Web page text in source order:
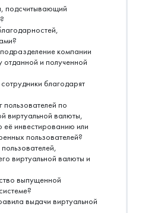
подсчитывающий
компании
отданной и полученной
благодарят
пользователей по
виртуальной валюты,
её инвестированию или
пользователей?
виртуальной валюты и
выпущенной
выдачи виртуальной